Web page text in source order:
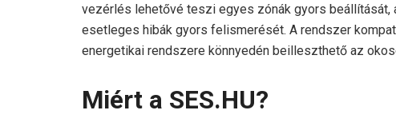
vezérlés lehetővé teszi egyes zónák gyors
esetleges hibák gyors felismerését. A rendszer
energetikai rendszere könnyedén beilleszthető az
Miért a SES.HU?